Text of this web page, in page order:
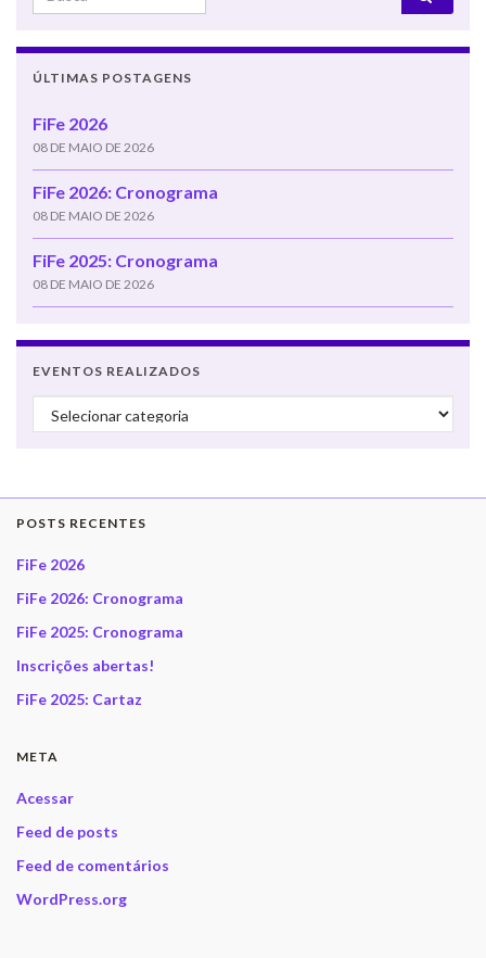
ÚLTIMAS POSTAGENS
FiFe 2026
08 DE MAIO DE 2026
FiFe 2026: Cronograma
08 DE MAIO DE 2026
FiFe 2025: Cronograma
08 DE MAIO DE 2026
EVENTOS REALIZADOS
Eventos realizados
POSTS RECENTES
FiFe 2026
FiFe 2026: Cronograma
FiFe 2025: Cronograma
Inscrições abertas!
FiFe 2025: Cartaz
META
Acessar
Feed de posts
Feed de comentários
WordPress.org